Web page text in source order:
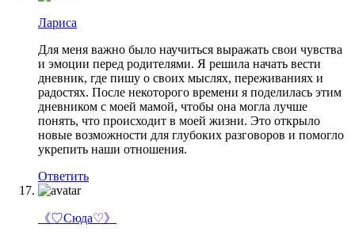
Лариса
Для меня важно было научиться выражать свои чувства
и эмоции перед родителями. Я решила начать вести
дневник, где пишу о своих мыслях, переживаниях и
радостях. После некоторого времени я поделилась этим
дневником с моей мамой, чтобы она могла лучше
понять, что происходит в моей жизни. Это открыло
новые возможности для глубоких разговоров и помогло
укрепить наши отношения.
Ответить
《♡Сюда♡》